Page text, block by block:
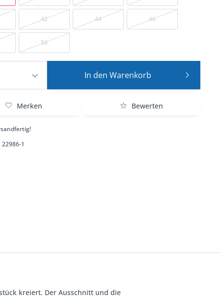
42 44 46
50
In den Warenkorb
Merken Bewerten
22986-1
kreiert. Der Ausschnitt und die